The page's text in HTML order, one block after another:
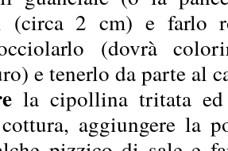
(circa 2 cm) e farlo
(dovrà
e tenerlo da parte al
la cipollina tritata
aggiungere la